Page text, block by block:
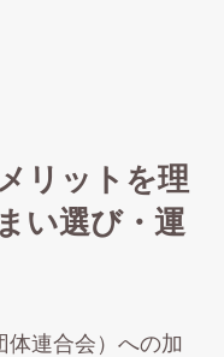
リットを理
い選び・運
体連合会）への加